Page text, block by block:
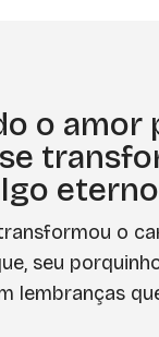
o amor
eterno
o
seu
lembranças